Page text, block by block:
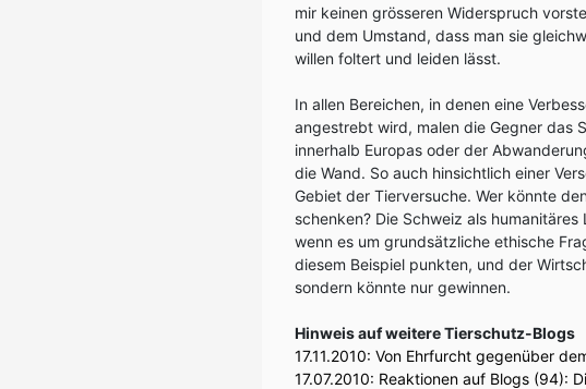
mir keinen grösseren Widerspruch
und dem Umstand, dass man sie
willen foltert und leiden lässt.
In allen Bereichen, in denen eine
angestrebt wird, malen die Gegner das
innerhalb Europas oder der
die Wand. So auch hinsichtlich einer
Gebiet der Tierversuche. Wer könnte
schenken? Die Schweiz als
wenn es um grundsätzliche ethische
diesem Beispiel punkten, und der
sondern könnte nur gewinnen.
Hinweis auf weitere Tierschutz-Blogs
17.11.2010: Von Ehrfurcht gegenüber
17.07.2010: Reaktionen auf Blogs (94):